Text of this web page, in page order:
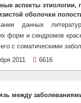
аспекты этиологии,
оболочки
данных
форм и синдромов
с соматическими
2011
6616
между